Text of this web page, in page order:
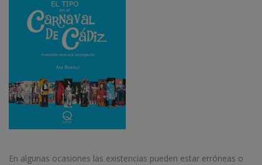
En algunas ocasiones las existencias pueden estar erróneas o